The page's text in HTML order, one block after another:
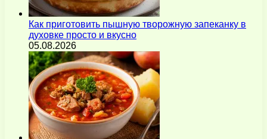
Как приготовить пышную творожную запеканку в
духовке просто и вкусно
05.08.2026